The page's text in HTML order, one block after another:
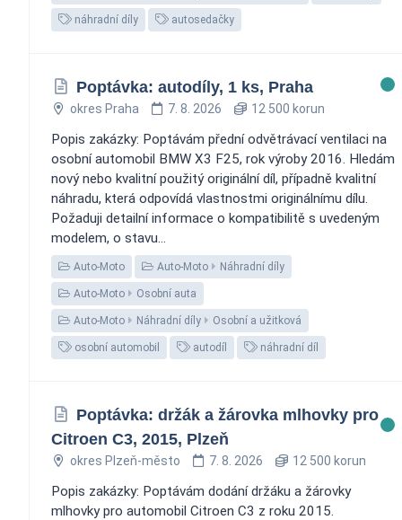
náhradní díly autosedačky
Poptávka: autodíly, 1 ks, Praha
okres Praha 7. 8. 2026 12 500 korun
Popis zakázky: Poptávám přední odvětrávací ventilaci na
osobní automobil BMW X3 F25, rok výroby 2016. Hledám
nový nebo kvalitní použitý originální díl, případně kvalitní
náhradu, která odpovídá vlastnostmi originálnímu dílu.
Požaduji detailní informace o kompatibilitě s uvedeným
modelem, o stavu...
Auto-Moto Auto-Moto Náhradní díly
Auto-Moto Osobní auta
Auto-Moto Náhradní díly Osobní a užitková
osobní automobil autodíl náhradní díl
Poptávka: držák a žárovka mlhovky pro
Citroen C3, 2015, Plzeň
okres Plzeň-město 7. 8. 2026 12 500 korun
Popis zakázky: Poptávám dodání držáku a žárovky
mlhovky pro automobil Citroen C3 z roku 2015.